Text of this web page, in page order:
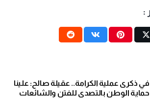
:
في ذكرى عملية الكرامة.. عقيلة صالح: علينا
حماية الوطن بالتصدي للفتن والشائعات